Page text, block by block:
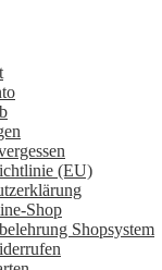
(EU)
Shop
Shopsystem